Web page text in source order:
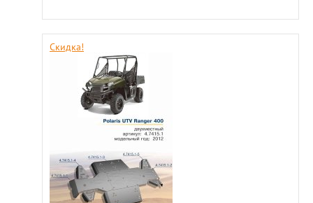
Скидка!